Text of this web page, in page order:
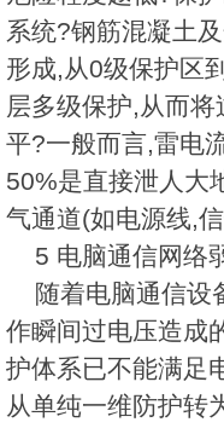
系统?钢筋混凝土
形成,从0级保护区
层多级保护,从而
平?一般而言,雷电
50%是直接泄人大
气通道(如电源线,
5 电脑通信网络
随着电脑通信设
作瞬间过电压造成
护体系已不能满足
从单纯一维防护转